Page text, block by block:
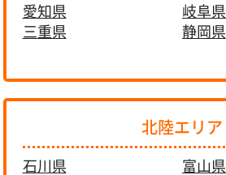
愛知県
岐阜県
三重県
静岡県
北陸エリア
石川県
富山県